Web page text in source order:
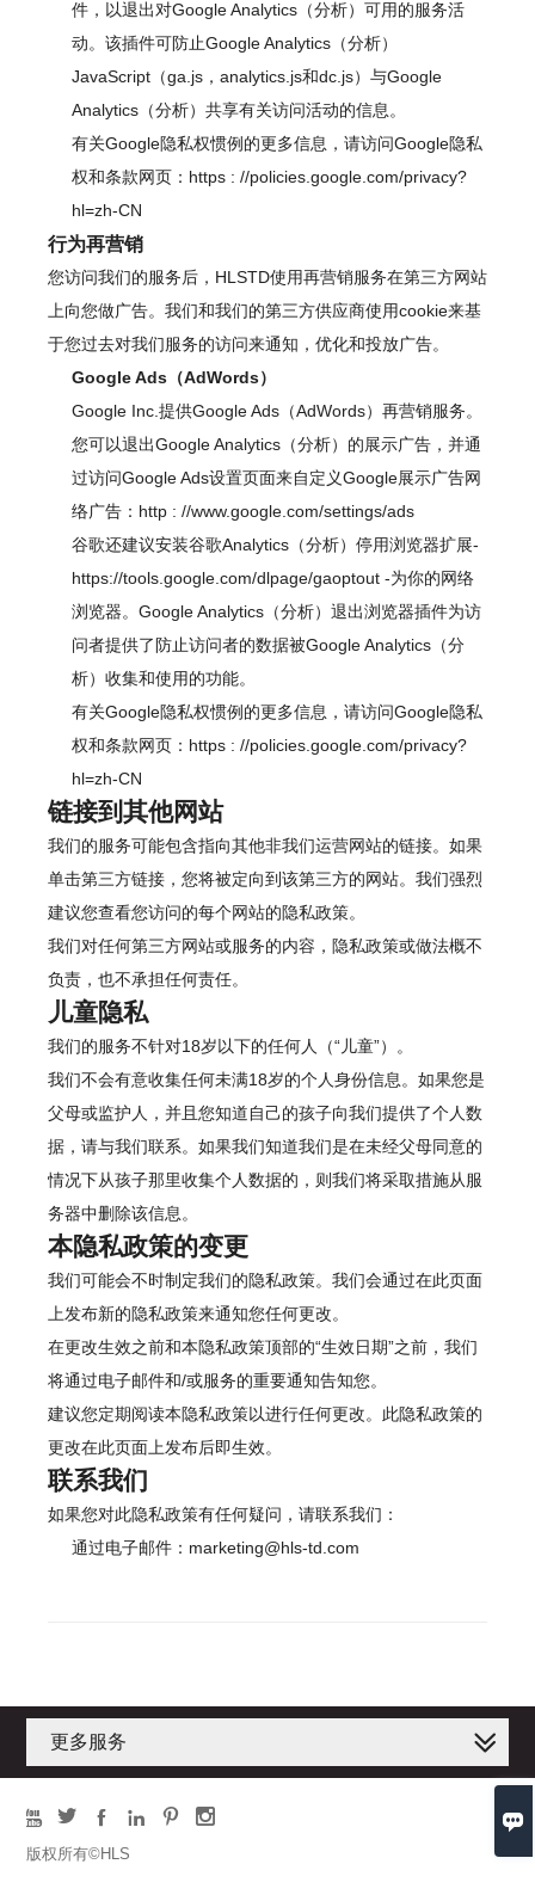

件，以退出对Google Analytics（分析）可用的服务活
动。该插件可防止Google Analytics（分析）
JavaScript（ga.js，analytics.js和dc.js）与Google
Analytics（分析）共享有关访问活动的信息。
有关Google隐私权惯例的更多信息，请访问Google隐私
权和条款网页： https : //policies.google.com/privacy?
hl=zh-CN
行为再营销
您访问我们的服务后，HLSTD使用再营销服务在第三方网站
上向您做广告。我们和我们的第三方供应商使用cookie来基
于您过去对我们服务的访问来通知，优化和投放广告。
Google Ads（AdWords）
Google Inc.提供Google Ads（AdWords）再营销服务。
您可以退出Google Analytics（分析）的展示广告，并通
过访问Google Ads设置页面来自定义Google展示广告网
络广告： http : //www.google.com/settings/ads
谷歌还建议安装谷歌Analytics（分析）停用浏览器扩展-
https://tools.google.com/dlpage/gaoptout -为你的网络
浏览器。Google Analytics（分析）退出浏览器插件为访
问者提供了防止访问者的数据被Google Analytics（分
析）收集和使用的功能。
有关Google隐私权惯例的更多信息，请访问Google隐私
权和条款网页： https : //policies.google.com/privacy?
hl=zh-CN
链接到其他网站
我们的服务可能包含指向其他非我们运营网站的链接。如果
单击第三方链接，您将被定向到该第三方的网站。我们强烈
建议您查看您访问的每个网站的隐私政策。
我们对任何第三方网站或服务的内容，隐私政策或做法概不
负责，也不承担任何责任。
儿童隐私
我们的服务不针对18岁以下的任何人（“儿童”）。
我们不会有意收集任何未满18岁的个人身份信息。如果您是
父母或监护人，并且您知道自己的孩子向我们提供了个人数
据，请与我们联系。如果我们知道我们是在未经父母同意的
情况下从孩子那里收集个人数据的，则我们将采取措施从服
务器中删除该信息。
本隐私政策的变更
我们可能会不时制定我们的隐私政策。我们会通过在此页面
上发布新的隐私政策来通知您任何更改。
在更改生效之前和本隐私政策顶部的“生效日期”之前，我们
将通过电子邮件和/或服务的重要通知告知您。
建议您定期阅读本隐私政策以进行任何更改。此隐私政策的
更改在此页面上发布后即生效。
联系我们
如果您对此隐私政策有任何疑问，请联系我们：
通过电子邮件：marketing@hls-td.com
更多服务
     
版权所有©HLS